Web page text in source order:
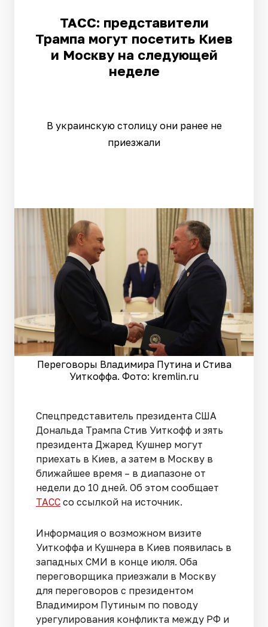
ТАСС: представители
Трампа могут посетить Киев
и Москву на следующей
неделе
В украинскую столицу они ранее не
приезжали
Переговоры Владимира Путина и Стива
Уиткоффа. Фото: kremlin.ru
Спецпредставитель президента США
Дональда Трампа Стив Уиткофф и зять
президента Джаред Кушнер могут
приехать в Киев, а затем в Москву в
ближайшее время – в диапазоне от
недели до 10 дней. Об этом сообщает
ТАСС со ссылкой на источник.
Информация о возможном визите
Уиткоффа и Кушнера в Киев появилась в
западных СМИ в конце июля. Оба
переговорщика приезжали в Москву
для переговоров с президентом
Владимиром Путиным по поводу
урегулирования конфликта между РФ и